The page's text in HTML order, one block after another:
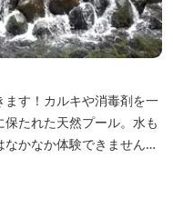
す！カルキや消毒剤を一
たれた天然プール。水も
かなか体験できません。
す。 三重県おす